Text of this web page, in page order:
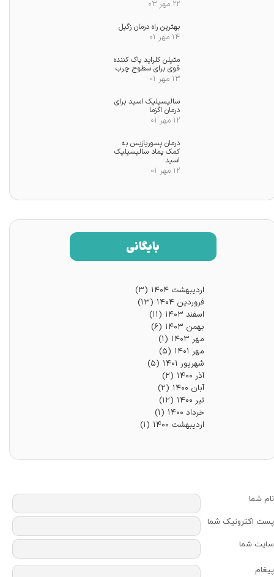
نام شما
پست اکترونیک شما
سایت شما
پیغام
۲۲ مهر ۰۳
بهترین راه درمان زگیل
۱۴ مهر ۰۱
متیلن کلراید پاک کننده
قوی برای سطوح چرب
۱۳ مهر ۰۱
سالیسیلیک اسید برای
درمان اگزما
۱۲ مهر ۰۱
درمان پسوریازیس به
کمک پماد سالیسیلیک
اسید
۱۲ مهر ۰۱
بایگانی
اردیبهشت ۱۴۰۴
(۳)
فروردین ۱۴۰۴
(۱۳)
اسفند ۱۴۰۳
(۱۱)
بهمن ۱۴۰۳
(۶)
مهر ۱۴۰۳
(۱)
مهر ۱۴۰۱
(۵)
شهریور ۱۴۰۱
(۵)
آذر ۱۴۰۰
(۲)
آبان ۱۴۰۰
(۲)
تیر ۱۴۰۰
(۱۲)
خرداد ۱۴۰۰
(۱)
اردیبهشت ۱۴۰۰
(۱)